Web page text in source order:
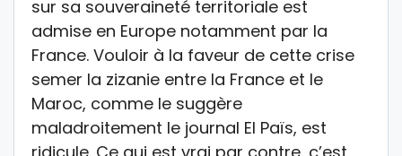
sur sa souveraineté territoriale est
admise en Europe notamment par la
France. Vouloir à la faveur de cette crise
semer la zizanie entre la France et le
Maroc, comme le suggère
maladroitement le journal El Païs, est